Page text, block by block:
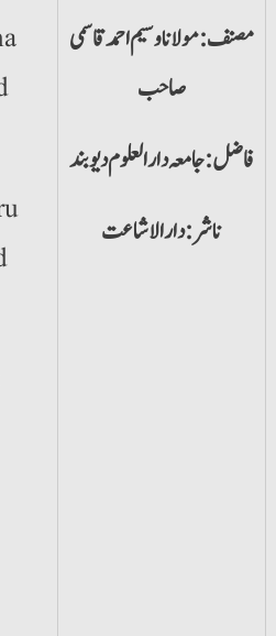
مصنف: مولانا وسیم احمد قاسمی
صاحب
فاضل: جامعہ دارالعلوم دیوبند
ناشر: دارالاشاعت